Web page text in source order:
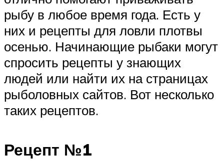
рыбу в любое время года. Есть у
них и рецепты для ловли плотвы
осенью. Начинающие рыбаки могут
спросить рецепты у знающих
людей или найти их на страницах
рыболовных сайтов. Вот несколько
таких рецептов.
Рецепт №1